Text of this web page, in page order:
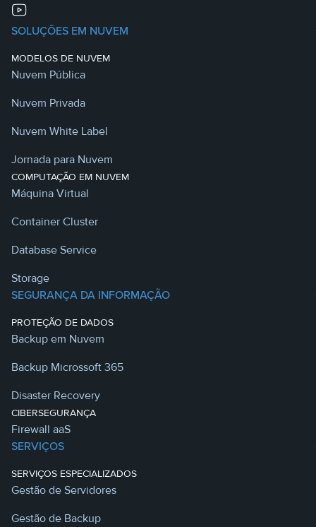
SOLUÇÕES EM NUVEM
MODELOS DE NUVEM
Nuvem Pública
Nuvem Privada
Nuvem White Label
Jornada para Nuvem
COMPUTAÇÃO EM NUVEM
Máquina Virtual
Container Cluster
Database Service
Storage
SEGURANÇA DA INFORMAÇÃO
PROTEÇÃO DE DADOS
Backup em Nuvem
Backup Microssoft 365
Disaster Recovery
CIBERSEGURANÇA
Firewall aaS
SERVIÇOS
SERVIÇOS ESPECIALIZADOS
Gestão de Servidores
Gestão de Backup